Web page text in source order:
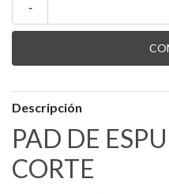
-
Descripción
PAD DE
CORTE